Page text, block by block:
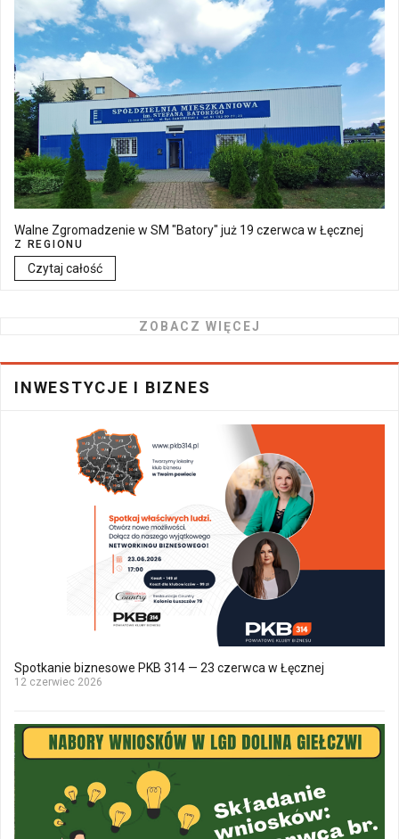
Walne Zgromadzenie w SM "Batory" już 19 czerwca w Łęcznej
Z REGIONU
Czytaj całość
ZOBACZ WIĘCEJ
INWESTYCJE I BIZNES
Spotkanie biznesowe PKB 314 — 23 czerwca w Łęcznej
12 czerwiec 2026